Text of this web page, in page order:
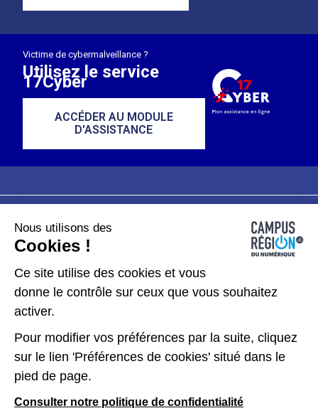
Victime de cybermalveillance ?
Utilisez le service
17Cyber
ACCÉDER AU MODULE
D'ASSISTANCE
Plan du site
Données personnelles
Gérer les cookies
Kit de communication
Accessibilité : partiellement conforme
Nous utilisons des
Cookies !
Ce site utilise des cookies et vous
donne le contrôle sur ceux que vous souhaitez
activer.
Pour modifier vos préférences par la suite, cliquez
sur le lien 'Préférences de cookies' situé dans le
pied de page.
Consulter notre politique de confidentialité